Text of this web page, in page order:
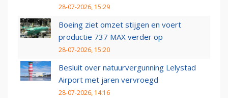
28-07-2026, 15:29
Boeing ziet omzet stijgen en voert
productie 737 MAX verder op
28-07-2026, 15:20
Besluit over natuurvergunning Lelystad
Airport met jaren vervroegd
28-07-2026, 14:16